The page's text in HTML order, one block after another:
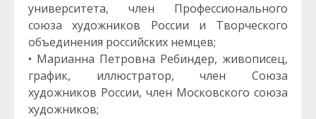
университета, член Профессионального
союза художников России и Творческого
объединения российских немцев;
• Марианна Петровна Ребиндер, живописец,
график, иллюстратор, член Союза
художников России, член Московского союза
художников;